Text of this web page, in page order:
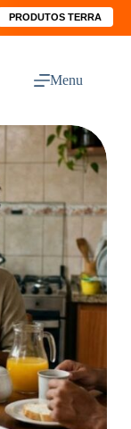
PRODUTOS TERRA
Menu